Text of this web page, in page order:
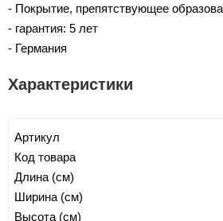
- Покрытие, препятствующее
- гарантия: 5 лет
- Германия
Характеристики
Артикул
Код товара
Длина (см)
Ширина (см)
Высота (см)